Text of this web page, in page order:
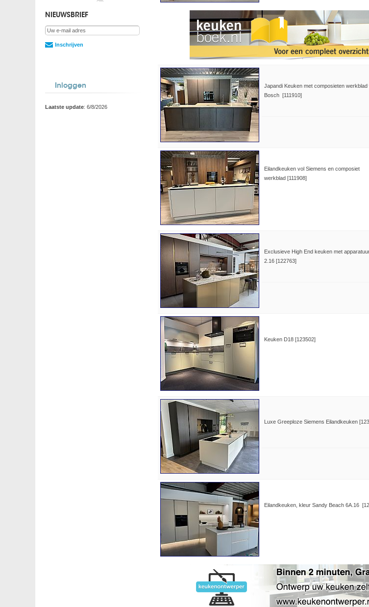
NIEUWSBRIEF
Inschrijven
Inloggen
Laatste update: 6/8/2026
Japandi Keuken met composieten werkblad
Bosch [111910]
Eilandkeuken vol Siemens en composiet
werkblad [111908]
Exclusieve High End keuken met
2.16 [122763]
Keuken D18 [123502]
Luxe Greeploze Siemens Eilandkeuken
Eilandkeuken, kleur Sandy Beach 6A.16